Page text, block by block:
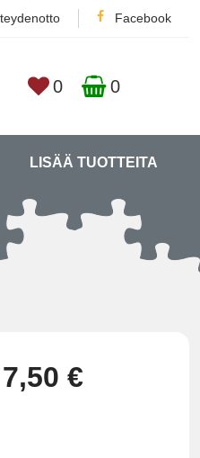
Facebook
0 0
LISÄÄ TUOTTEITA
7,50 €